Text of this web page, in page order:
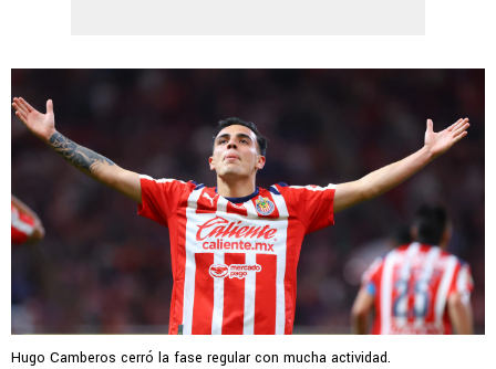
Hugo Camberos cerró la fase regular con mucha actividad.